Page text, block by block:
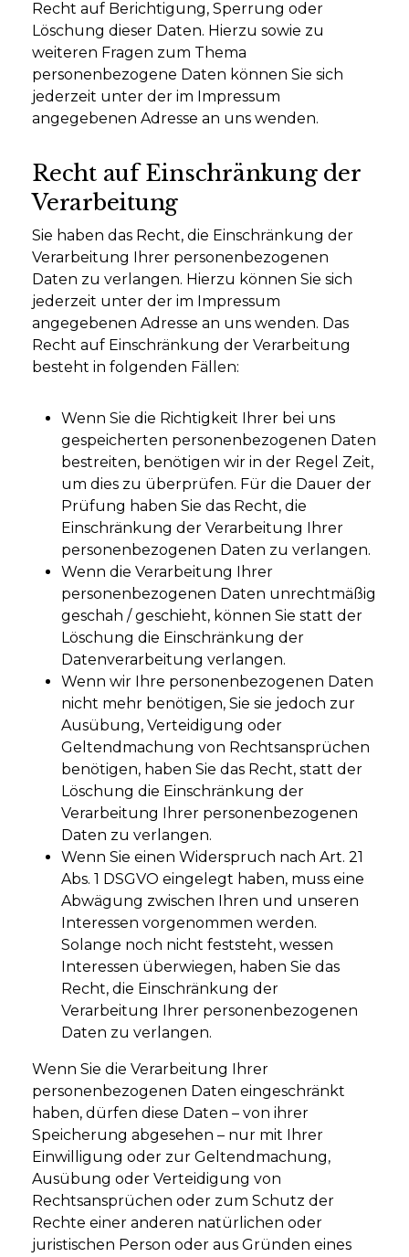
Recht auf Berichtigung, Sperrung oder
Löschung dieser Daten. Hierzu sowie zu
weiteren Fragen zum Thema
personenbezogene Daten können Sie sich
jederzeit unter der im Impressum
angegebenen Adresse an uns wenden.
Recht auf Einschränkung der
Verarbeitung
Sie haben das Recht, die Einschränkung der
Verarbeitung Ihrer personenbezogenen
Daten zu verlangen. Hierzu können Sie sich
jederzeit unter der im Impressum
angegebenen Adresse an uns wenden. Das
Recht auf Einschränkung der Verarbeitung
besteht in folgenden Fällen:
Wenn Sie die Richtigkeit Ihrer bei uns
gespeicherten personenbezogenen Daten
bestreiten, benötigen wir in der Regel Zeit,
um dies zu überprüfen. Für die Dauer der
Prüfung haben Sie das Recht, die
Einschränkung der Verarbeitung Ihrer
personenbezogenen Daten zu verlangen.
Wenn die Verarbeitung Ihrer
personenbezogenen Daten unrechtmäßig
geschah / geschieht, können Sie statt der
Löschung die Einschränkung der
Datenverarbeitung verlangen.
Wenn wir Ihre personenbezogenen Daten
nicht mehr benötigen, Sie sie jedoch zur
Ausübung, Verteidigung oder
Geltendmachung von Rechtsansprüchen
benötigen, haben Sie das Recht, statt der
Löschung die Einschränkung der
Verarbeitung Ihrer personenbezogenen
Daten zu verlangen.
Wenn Sie einen Widerspruch nach Art. 21
Abs. 1 DSGVO eingelegt haben, muss eine
Abwägung zwischen Ihren und unseren
Interessen vorgenommen werden.
Solange noch nicht feststeht, wessen
Interessen überwiegen, haben Sie das
Recht, die Einschränkung der
Verarbeitung Ihrer personenbezogenen
Daten zu verlangen.
Wenn Sie die Verarbeitung Ihrer
personenbezogenen Daten eingeschränkt
haben, dürfen diese Daten – von ihrer
Speicherung abgesehen – nur mit Ihrer
Einwilligung oder zur Geltendmachung,
Ausübung oder Verteidigung von
Rechtsansprüchen oder zum Schutz der
Rechte einer anderen natürlichen oder
juristischen Person oder aus Gründen eines